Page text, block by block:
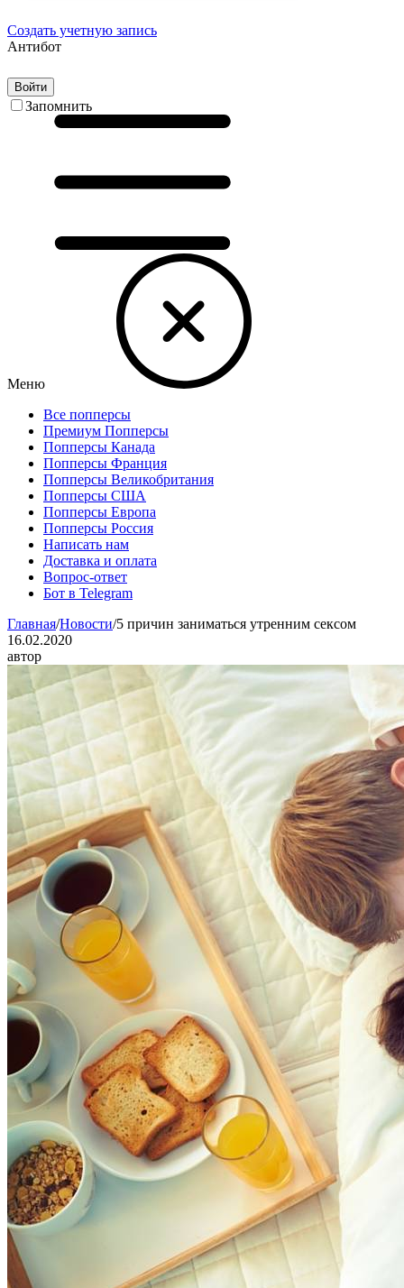
Создать учетную запись
Антибот
Войти
Запомнить
Меню
Все попперсы
Премиум Попперсы
Попперсы Канада
Попперсы Франция
Попперсы Великобритания
Попперсы США
Попперсы Европа
Попперсы Россия
Написать нам
Доставка и оплата
Вопрос-ответ
Бот в Telegram
Главная/Новости/5 причин заниматься утренним сексом
16.02.2020
автор